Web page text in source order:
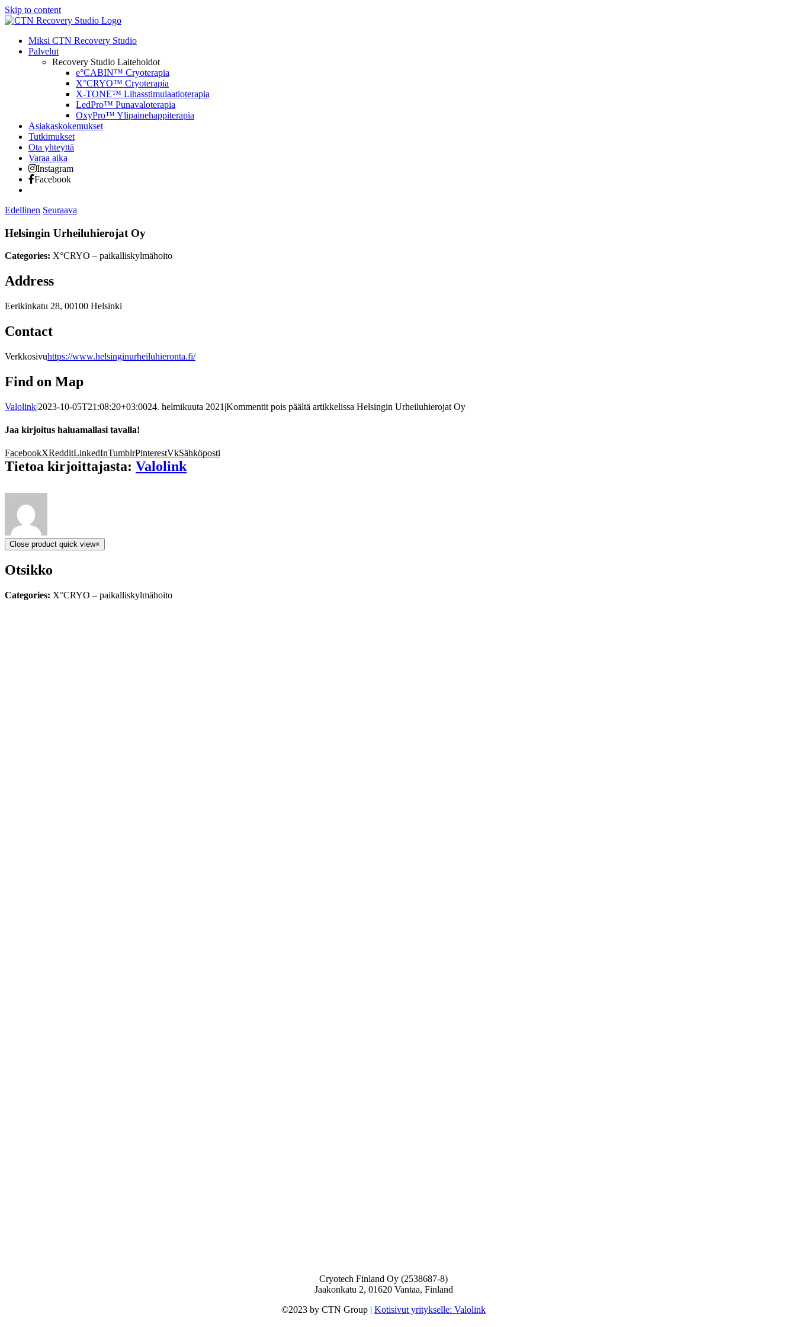
Skip to content
Miksi CTN Recovery Studio
Palvelut
Recovery Studio Laitehoidot
e°CABIN™ Cryoterapia
X°CRYO™ Cryoterapia
X-TONE™ Lihasstimulaatioterapia
LedPro™ Punavaloterapia
OxyPro™ Ylipainehappiterapia
Asiakaskokemukset
Tutkimukset
Ota yhteyttä
Varaa aika
Instagram
Facebook
Edellinen Seuraava
Helsingin Urheiluhierojat Oy
Categories: X°CRYO – paikalliskylmähoito
Address
Eerikinkatu 28, 00100 Helsinki
Contact
Verkkosivuhttps://www.helsinginurheiluhieronta.fi/
Find on Map
Valolink|2023-10-05T21:08:20+03:0024. helmikuuta 2021 |Kommentit pois päältä artikkelissa Helsingin Urheiluhierojat Oy
Jaa kirjoitus haluamallasi tavalla!
FacebookXRedditLinkedInTumblrPinterestVkSähköposti
Tietoa kirjoittajasta: Valolink
Close product quick view×
Otsikko
Categories: X°CRYO – paikalliskylmähoito
Cryotech Finland Oy (2538687-8)
Jaakonkatu 2, 01620 Vantaa, Finland
©2023 by CTN Group |Kotisivut yritykselle: Valolink